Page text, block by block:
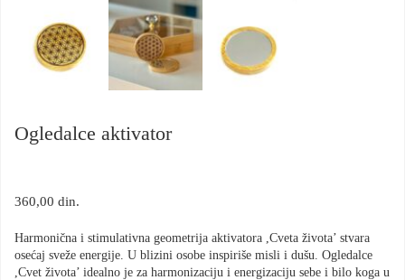
Ogledalce aktivator
360,00 din.
Harmonična i stimulativna geometrija aktivatora ,Cveta života’ stvara
osećaj sveže energije. U blizini osobe inspiriše misli i dušu. Ogledalce
,Cvet života’ idealno je za harmonizaciju i energizaciju sebe i bilo koga u